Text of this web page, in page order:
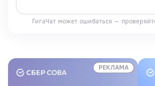
ГигаЧат может ошибаться —
РЕКЛАМА